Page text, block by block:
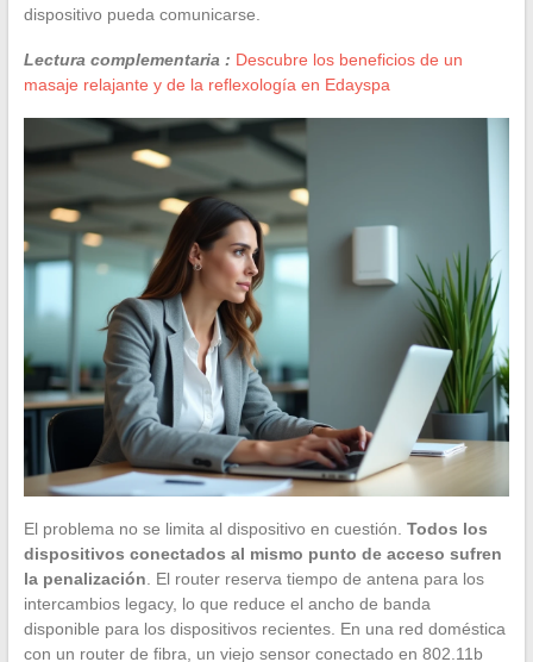
dispositivo pueda comunicarse.
Lectura complementaria : Descubre los beneficios de un
masaje relajante y de la reflexología en Edayspa
El problema no se limita al dispositivo en cuestión. Todos los
dispositivos conectados al mismo punto de acceso sufren
la penalización . El router reserva tiempo de antena para los
intercambios legacy, lo que reduce el ancho de banda
disponible para los dispositivos recientes. En una red doméstica
con un router de fibra, un viejo sensor conectado en 802.11b